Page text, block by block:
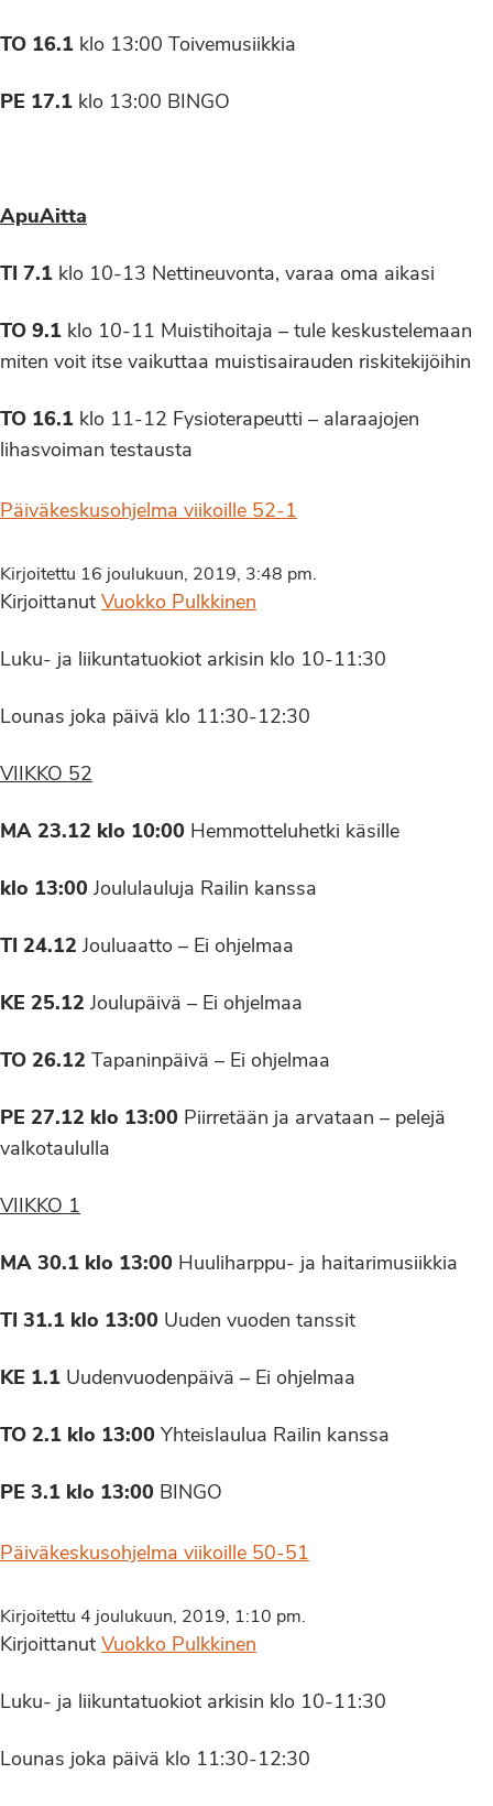
TO 16.1 klo 13:00 Toivemusiikkia
PE 17.1 klo 13:00 BINGO
ApuAitta
TI 7.1 klo 10-13 Nettineuvonta, varaa oma aikasi
TO 9.1 klo 10-11 Muistihoitaja – tule keskustelemaan
miten voit itse vaikuttaa muistisairauden riskitekijöihin
TO 16.1 klo 11-12 Fysioterapeutti – alaraajojen
lihasvoiman testausta
Päiväkeskusohjelma viikoille 52-1
Kirjoitettu 16 joulukuun, 2019, 3:48 pm.
Kirjoittanut Vuokko Pulkkinen
Luku- ja liikuntatuokiot arkisin klo 10-11:30
Lounas joka päivä klo 11:30-12:30
VIIKKO 52
MA 23.12 klo 10:00 Hemmotteluhetki käsille
klo 13:00 Joululauluja Railin kanssa
TI 24.12 Jouluaatto – Ei ohjelmaa
KE 25.12 Joulupäivä – Ei ohjelmaa
TO 26.12 Tapaninpäivä – Ei ohjelmaa
PE 27.12 klo 13:00 Piirretään ja arvataan – pelejä
valkotaululla
VIIKKO 1
MA 30.1 klo 13:00 Huuliharppu- ja haitarimusiikkia
TI 31.1 klo 13:00 Uuden vuoden tanssit
KE 1.1 Uudenvuodenpäivä – Ei ohjelmaa
TO 2.1 klo 13:00 Yhteislaulua Railin kanssa
PE 3.1 klo 13:00 BINGO
Päiväkeskusohjelma viikoille 50-51
Kirjoitettu 4 joulukuun, 2019, 1:10 pm.
Kirjoittanut Vuokko Pulkkinen
Luku- ja liikuntatuokiot arkisin klo 10-11:30
Lounas joka päivä klo 11:30-12:30